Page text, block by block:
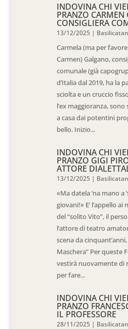
INDOVINA CHI
PRANZO CARMEN
CONSIGLIERA
13/12/2025 |
Carmela (ma per
Carmen) Galgano,
comunale (già
d’Italia dal 2019, ha la
sciolta e un cruccio
l’ex maggioranza,
a casa dai potentini
bello. Inizio...
INDOVINA CHI
PRANZO GIGI
ATTORE
13/12/2025 |
«Ma datela ‘na mano a
giovani!» E’ l’appello
del “solito Vito”, il
l’attore di teatro
scena da
Maschera” Per queste
vestirà nuovamente di
per fare...
INDOVINA CHI
PRANZO
IL PROFESSORE
28/11/2025 |